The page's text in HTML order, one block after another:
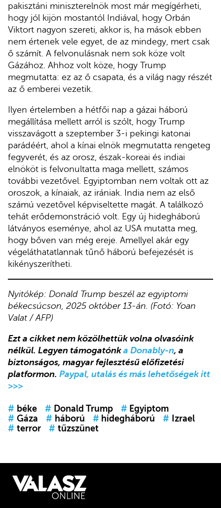
pakisztáni miniszterelnök most már megígérheti,
hogy jól kijön mostantól Indiával, hogy Orbán
Viktort nagyon szereti, akkor is, ha mások ebben
nem értenek vele egyet, de az mindegy, mert csak
ő számít. A felvonulásnak nem sok köze volt
Gázához. Ahhoz volt köze, hogy Trump
megmutatta: ez az ő csapata, és a világ nagy részét
az ő emberei vezetik.
Ilyen értelemben a hétfői nap a gázai háború
megállítása mellett arról is szólt, hogy Trump
visszavágott a szeptember 3-i pekingi katonai
parádéért, ahol a kínai elnök megmutatta rengeteg
fegyverét, és az orosz, észak-koreai és indiai
elnököt is felvonultatta maga mellett, számos
további vezetővel. Egyiptomban nem voltak ott az
oroszok, a kínaiak, az irániak. India nem az első
számú vezetővel képviseltette magát. A találkozó
tehát erődemonstráció volt. Egy új hidegháború
látványos eseménye, ahol az USA mutatta meg,
hogy bőven van még ereje. Amellyel akár egy
végeláthatatlannak tűnő háború befejezését is
kikényszerítheti.
Nyitókép: Donald Trump beszél az egyiptomi
békecsúcson, 2025 október 13-án. (Fotó: Yoan
Valat / AFP)
Ezt a cikket nem közölhettük volna olvasóink
nélkül. Legyen támogatónk a Donably-n, a
biztonságos, magyar fejlesztésű előfizetési
platformon. Paypal, utalás és más lehetőségek itt
>>>
# béke # Donald Trump # Egyiptom
# Gáza # háború # hidegháború # Izrael
# terror # tűzszünet